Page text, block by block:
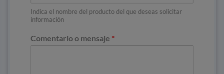
Indica el nombre del producto del que deseas solicitar
información
Comentario o mensaje *